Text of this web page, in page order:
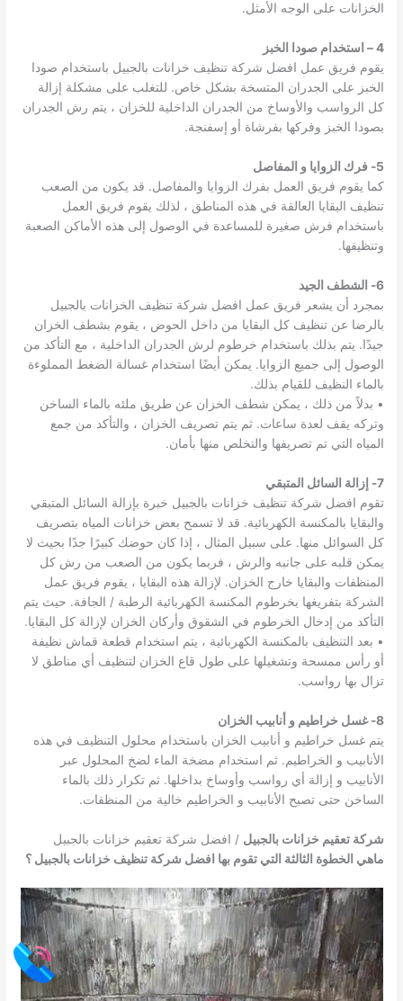
الخزانات على الوجه الأمثل.
4 – استخدام صودا الخبز
يقوم فريق عمل افضل شركة تنظيف خزانات بالجبيل باستخدام صودا
الخبز على الجدران المتسخة بشكل خاص. للتغلب على مشكلة إزالة
كل الرواسب والأوساخ من الجدران الداخلية للخزان ، يتم رش الجدران
بصودا الخبز وفركها بفرشاة أو إسفنجة.
5- فرك الزوايا و المفاصل
كما يقوم فريق العمل بفرك الزوايا والمفاصل. قد يكون من الصعب
تنظيف البقايا العالقة في هذه المناطق ، لذلك يقوم فريق العمل
باستخدام فرش صغيرة للمساعدة في الوصول إلى هذه الأماكن الصعبة
وتنظيفها.
6- الشطف الجيد
بمجرد أن يشعر فريق عمل افضل شركة تنظيف الخزانات بالجبيل
بالرضا عن تنظيف كل البقايا من داخل الحوض ، يقوم بشطف الخزان
جيدًا. يتم بذلك باستخدام خرطوم لرش الجدران الداخلية ، مع التأكد من
الوصول إلى جميع الزوايا. يمكن أيضًا استخدام غسالة الضغط المملوءة
بالماء النظيف للقيام بذلك.
• بدلاً من ذلك ، يمكن شطف الخزان عن طريق ملئه بالماء الساخن
وتركه يقف لعدة ساعات. ثم يتم تصريف الخزان ، والتأكد من جمع
المياه التي تم تصريفها والتخلص منها بأمان.
7- إزالة السائل المتبقي
تقوم افضل شركة تنظيف خزانات بالجبيل خبرة بإزالة السائل المتبقي
والبقايا بالمكنسة الكهربائية. قد لا تسمح بعض خزانات المياه بتصريف
كل السوائل منها. على سبيل المثال ، إذا كان حوضك كبيرًا جدًا بحيث لا
يمكن قلبه على جانبه والرش ، فربما يكون من الصعب من رش كل
المنظفات والبقايا خارج الخزان. لإزالة هذه البقايا ، يقوم فريق عمل
الشركة بتفريغها بخرطوم المكنسة الكهربائية الرطبة / الجافة. حيث يتم
التأكد من إدخال الخرطوم في الشقوق وأركان الخزان لإزالة كل البقايا.
• بعد التنظيف بالمكنسة الكهربائية ، يتم استخدام قطعة قماش نظيفة
أو رأس ممسحة وتشغيلها على طول قاع الخزان لتنظيف أي مناطق لا
تزال بها رواسب.
8- غسل خراطيم و أنابيب الخزان
يتم غسل خراطيم و أنابيب الخزان باستخدام محلول التنظيف في هذه
الأنابيب و الخراطيم. ثم استخدام مضخة الماء لضخ المحلول عبر
الأنابيب و إزالة أي رواسب وأوساخ بداخلها. ثم تكرار ذلك بالماء
الساخن حتى تصبح الأنابيب و الخراطيم خالية من المنظفات.
شركة تعقيم خزانات بالجبيل / افضل شركة تعقيم خزانات بالجبيل
ماهي الخطوة الثالثة التي تقوم بها افضل شركة تنظيف خزانات بالجبيل ؟